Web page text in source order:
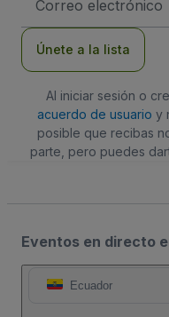
de
Únete a la lista
Al iniciar sesión o
acuerdo de usuario y
posible que recibas
parte, pero puedes
Eventos en directo
Ecuador